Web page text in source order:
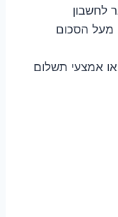
לחשבון
מעל הסכום
שלם בכרטיס אשראי, PayPal או אמצעי תשלום